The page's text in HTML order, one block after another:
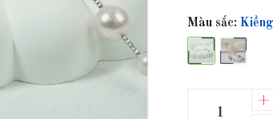
Màu sắc:
+